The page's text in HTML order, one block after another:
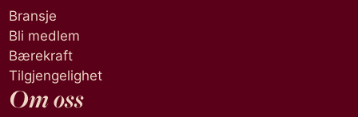
Bransje
Bli medlem
Bærekraft
Tilgjengelighet
Om oss